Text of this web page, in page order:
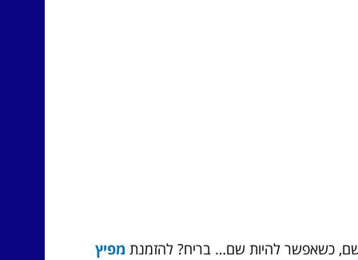
שם, כשאפשר להיות שם… בריח? להזמנת מפיץ